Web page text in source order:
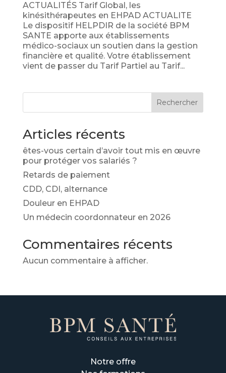
ACTUALITÉS Tarif Global, les
kinésithérapeutes en EHPAD ACTUALITE
Le dispositif HELPDIR de la société BPM
SANTE apporte aux établissements
médico-sociaux un soutien dans la gestion
financière et qualité. Votre établissement
vient de passer du Tarif Partiel au Tarif...
Rechercher
Articles récents
êtes-vous certain d’avoir tout mis en œuvre
pour protéger vos salariés ?
Retards de paiement
CDD, CDI, alternance
Douleur en EHPAD
Un médecin coordonnateur en 2026
Commentaires récents
Aucun commentaire à afficher.
Notre offre